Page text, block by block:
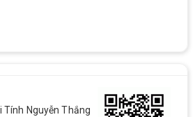
Tính Nguyễn Thắng